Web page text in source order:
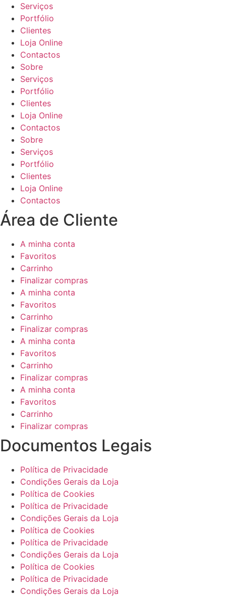
Serviços
Portfólio
Clientes
Loja Online
Contactos
Sobre
Serviços
Portfólio
Clientes
Loja Online
Contactos
Sobre
Serviços
Portfólio
Clientes
Loja Online
Contactos
Área de Cliente
A minha conta
Favoritos
Carrinho
Finalizar compras
A minha conta
Favoritos
Carrinho
Finalizar compras
A minha conta
Favoritos
Carrinho
Finalizar compras
A minha conta
Favoritos
Carrinho
Finalizar compras
Documentos Legais
Política de Privacidade
Condições Gerais da Loja
Política de Cookies
Política de Privacidade
Condições Gerais da Loja
Política de Cookies
Política de Privacidade
Condições Gerais da Loja
Política de Cookies
Política de Privacidade
Condições Gerais da Loja